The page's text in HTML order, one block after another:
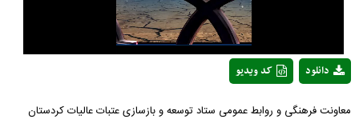
کد ویدیو دانلود
معاونت فرهنگی و روابط عمومی ستاد توسعه و بازسازی عتبات عالیات کردستان